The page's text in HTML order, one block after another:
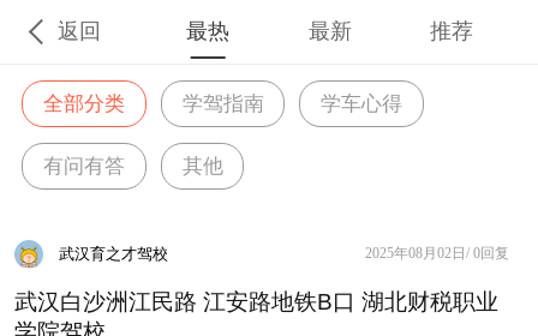
返回 最热 最新 推荐
全部分类 学驾指南 学车心得
有问有答 其他
武汉育之才驾校 2025年08月02日/ 0回复
武汉白沙洲江民路 江安路地铁B口 湖北财税职业